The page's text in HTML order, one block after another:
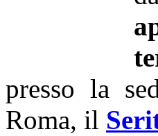
presso la
Roma, il